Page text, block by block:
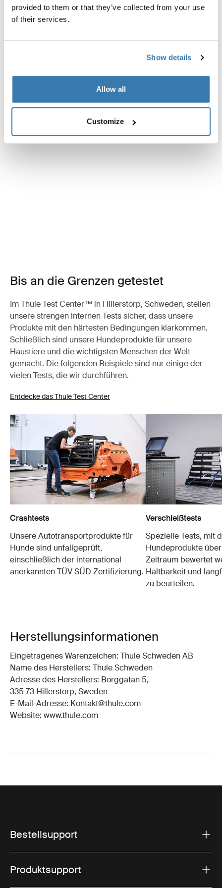
provided to them or that they’ve collected from your use
of their services.
Show details
Allow all
Customize
Bis an die Grenzen getestet
Im Thule Test Center™ in Hillerstorp, Schweden, stellen
unsere strengen internen Tests sicher, dass unsere
Produkte mit den härtesten Bedingungen klarkommen.
Schließlich sind unsere Hundeprodukte für unsere
Haustiere und die wichtigsten Menschen der Welt
gemacht. Die folgenden Beispiele sind nur einige der
vielen Tests, die wir durchführen.
Entdecke das Thule Test Center
Crashtests
Unsere Autotransportprodukte für
Hunde sind unfallgeprüft,
einschließlich der international
anerkannten TÜV SÜD Zertifizierung.
Verschleißtests
Spezielle Tests, mit
Hundeprodukte
Zeitraum bewertet
Haltbarkeit und
zu beurteilen.
Herstellungsinformationen
Eingetragenes Warenzeichen: Thule Schweden AB
Name des Herstellers: Thule Schweden
Adresse des Herstellers: Borggatan 5,
335 73 Hillerstorp, Sweden
E-Mail-Adresse: Kontakt@thule.com
Website: www.thule.com
Bestellsupport
Produktsupport